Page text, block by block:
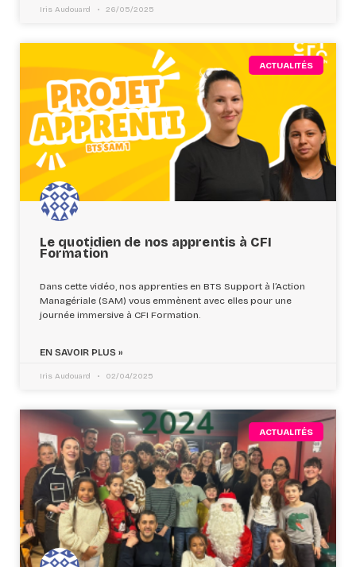
Iris Audouard 26/05/2025
ACTUALITÉS
Le quotidien de nos apprentis à CFI
Formation
Dans cette vidéo, nos apprenties en BTS Support à l’Action
Managériale (SAM) vous emmènent avec elles pour une
journée immersive à CFI Formation.
EN SAVOIR PLUS »
Iris Audouard 02/04/2025
ACTUALITÉS